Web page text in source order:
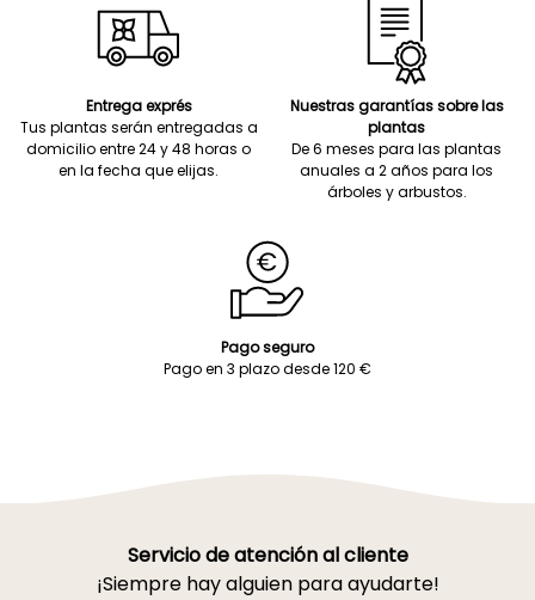
Entrega exprés
Tus plantas serán entregadas a
domicilio entre 24 y 48 horas o
en la fecha que elijas.
Nuestras garantías sobre las
plantas
De 6 meses para las plantas
anuales a 2 años para los
árboles y arbustos.
Pago seguro
Pago en 3 plazo desde 120 €
Servicio de atención al cliente
¡Siempre hay alguien para ayudarte!